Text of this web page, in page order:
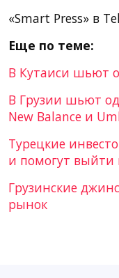
«Smart Press» в
Еще по теме:
В Кутаиси шьют
В Грузии шьют
New Balance и
Турецкие
и помогут выйти
Грузинские
рынок